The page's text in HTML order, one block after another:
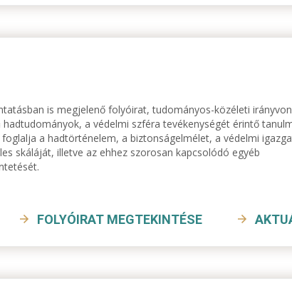
is megjelenő folyóirat, tudományos-közéleti
a védelmi szféra tevékenységét érintő
a hadtörténelem, a biztonságelmélet, a védelmi
skáláját, illetve az ehhez szorosan kapcsolódó egyéb
FOLYÓIRAT MEGTEKINTÉSE